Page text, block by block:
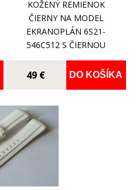
KOŽENÝ REMIENOK
ČIERNY NA MODEL
EKRANOPLÁN 6S21-
546C512 S ČIERNOU
PRACKOU
49 € DO KOŠÍKA